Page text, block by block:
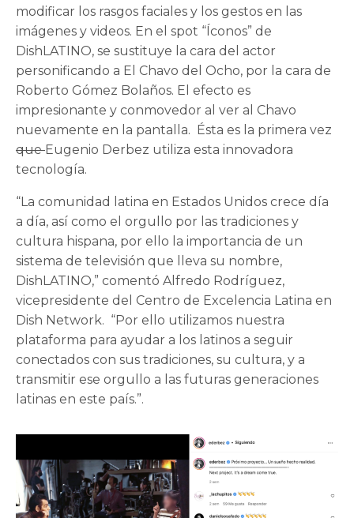
modificar los rasgos faciales y los gestos en las
imágenes y videos. En el spot “Íconos” de
DishLATINO, se sustituye la cara del actor
personificando a El Chavo del Ocho, por la cara de
Roberto Gómez Bolaños. El efecto es
impresionante y conmovedor al ver al Chavo
nuevamente en la pantalla. Ésta es la primera vez
queEugenio Derbez utiliza esta innovadora
tecnología.
“La comunidad latina en Estados Unidos crece día
a día, así como el orgullo por las tradiciones y
cultura hispana, por ello la importancia de un
sistema de televisión que lleva su nombre,
DishLATINO,” comentó Alfredo Rodríguez,
vicepresidente del Centro de Excelencia Latina en
Dish Network. “Por ello utilizamos nuestra
plataforma para ayudar a los latinos a seguir
conectados con sus tradiciones, su cultura, y a
transmitir ese orgullo a las futuras generaciones
latinas en este país.”.